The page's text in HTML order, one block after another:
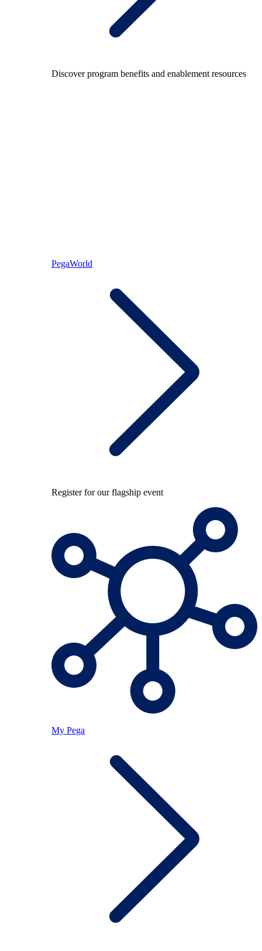
Discover program benefits and enablement resources
PegaWorld
Register for our flagship event
My Pega